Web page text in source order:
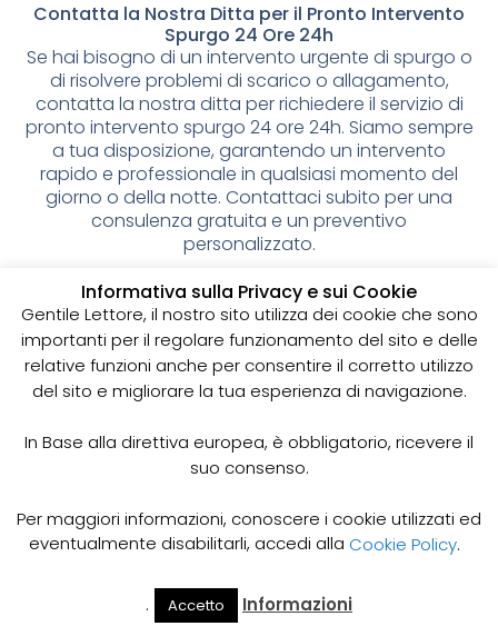
Contatta la Nostra Ditta per il Pronto Intervento
Spurgo 24 Ore 24h
Se hai bisogno di un intervento urgente di spurgo o
di risolvere problemi di scarico o allagamento,
contatta la nostra ditta per richiedere il servizio di
pronto intervento spurgo 24 ore 24h. Siamo sempre
a tua disposizione, garantendo un intervento
rapido e professionale in qualsiasi momento del
giorno o della notte. Contattaci subito per una
consulenza gratuita e un preventivo
personalizzato.
Spurgo pozzi neri: cos’è e
perché è importante
I pozzi neri sono delle strutture sotterranee utilizzate
per la raccolta delle acque reflue domestiche,
sistema di smaltimento delle acque fognarie. Lo
spurgo dei pozzi neri è un’operazione essenziale
e prevenire il rischio di allagamenti, cattivi odori e
infezioni.
Lo spurgo dei pozzi neri viene effettuato mediante
l’utilizzo di apposite pompe e attrezzature
Cerca Il Mio
Informativa sulla Privacy e sui Cookie
Gentile Lettore, il nostro sito utilizza dei cookie che sono
importanti per il regolare funzionamento del sito e delle
relative funzioni anche per consentire il corretto utilizzo
del sito e migliorare la tua esperienza di navigazione.
In Base alla direttiva europea, è obbligatorio, ricevere il
suo consenso.
Per maggiori informazioni, conoscere i cookie utilizzati ed
eventualmente disabilitarli, accedi alla Cookie Policy.
. Accetto Informazioni